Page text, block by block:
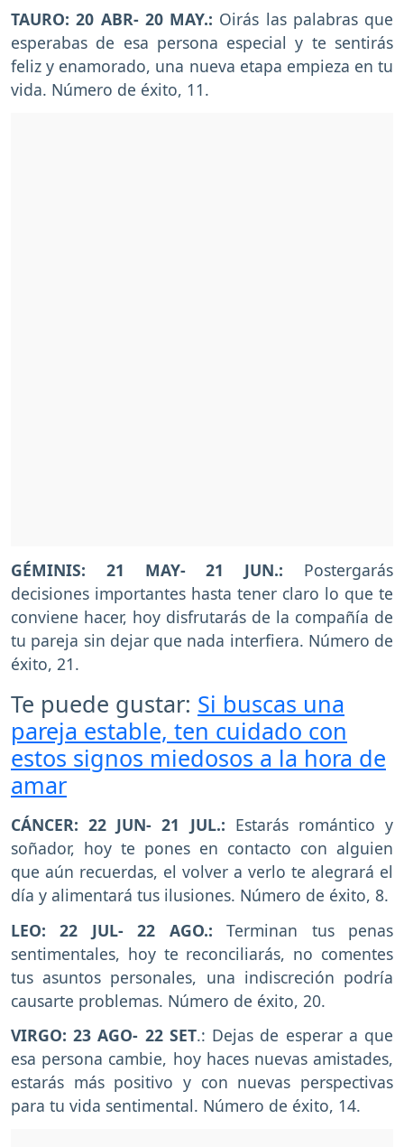
TAURO: 20 ABR- 20 MAY.: Oirás las palabras que
esperabas de esa persona especial y te sentirás
feliz y enamorado, una nueva etapa empieza en tu
vida. Número de éxito, 11.
GÉMINIS: 21 MAY- 21 JUN.: Postergarás
decisiones importantes hasta tener claro lo que te
conviene hacer, hoy disfrutarás de la compañía de
tu pareja sin dejar que nada interfiera. Número de
éxito, 21.
Te puede gustar: Si buscas una
pareja estable, ten cuidado con
estos signos miedosos a la hora de
amar
CÁNCER: 22 JUN- 21 JUL.: Estarás romántico y
soñador, hoy te pones en contacto con alguien
que aún recuerdas, el volver a verlo te alegrará el
día y alimentará tus ilusiones. Número de éxito, 8.
LEO: 22 JUL- 22 AGO.: Terminan tus penas
sentimentales, hoy te reconciliarás, no comentes
tus asuntos personales, una indiscreción podría
causarte problemas. Número de éxito, 20.
VIRGO: 23 AGO- 22 SET.: Dejas de esperar a que
esa persona cambie, hoy haces nuevas amistades,
estarás más positivo y con nuevas perspectivas
para tu vida sentimental. Número de éxito, 14.